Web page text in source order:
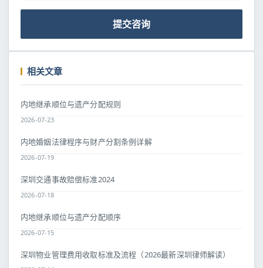
提交咨询
相关文章
内地继承顺位与遗产分配规则
2026-07-23
内地婚姻法律程序与财产分割条例详解
2026-07-19
深圳交通事故赔偿标准2024
2026-07-18
内地继承顺位与遗产分配顺序
2026-07-15
深圳物业管理费用收取标准及流程（2026最新深圳律师解读）